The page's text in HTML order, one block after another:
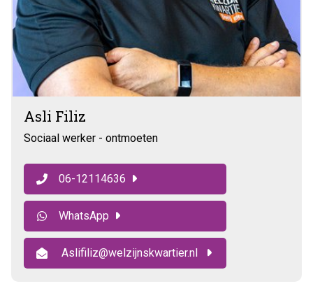
Asli Filiz
Sociaal werker - ontmoeten
06-12114636
WhatsApp
Aslifiliz@welzijnskwartier.nl